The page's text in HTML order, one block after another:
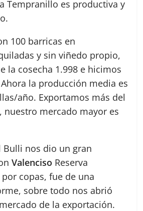
Tempranillo es productiva y
100 barricas en
y sin viñedo propio,
la cosecha 1.998 e hicimos
la producción media es
año. Exportamos más del
nuestro mercado mayor es
Bulli nos dio un gran
Valenciso Reserva
copas, fue de una
sobre todo nos abrió
de la exportación.